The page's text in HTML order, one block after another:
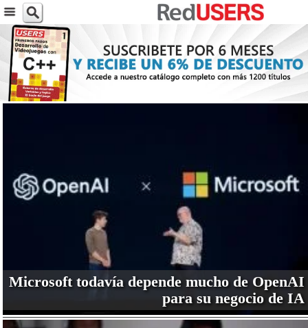
Microsoft todavía depende mucho de OpenAI
para su negocio de IA